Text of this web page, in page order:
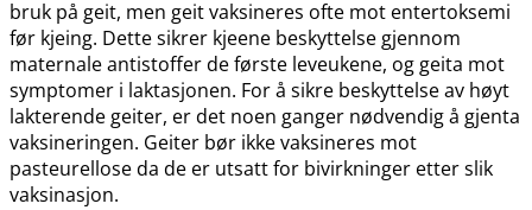
bruk på geit, men geit vaksineres ofte mot entertoksemi
før kjeing. Dette sikrer kjeene beskyttelse gjennom
maternale antistoffer de første leveukene, og geita mot
symptomer i laktasjonen. For å sikre beskyttelse av høyt
lakterende geiter, er det noen ganger nødvendig å gjenta
vaksineringen. Geiter bør ikke vaksineres mot
pasteurellose da de er utsatt for bivirkninger etter slik
vaksinasjon.